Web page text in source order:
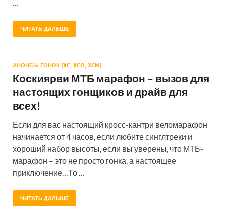
…
ЧИТАТЬ ДАЛЬШЕ
АНОНСЫ ГОНОК (XC, XCO, XCM)
Коскиярви МТБ марафон – вызов для
настоящих гонщиков и драйв для
всех!
Если для вас настоящий кросс-кантри веломарафон
начинается от 4 часов, если любите синглтреки и
хороший набор высоты, если вы уверены, что МТБ-
марафон – это не просто гонка, а настоящее
приключение…То …
ЧИТАТЬ ДАЛЬШЕ